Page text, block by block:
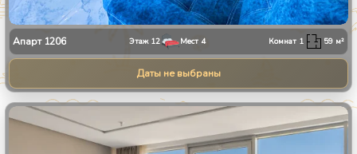
Апарт 1206 Этаж 12 Мест 4 Комнат 1 59 м²
Даты не выбраны
1/27